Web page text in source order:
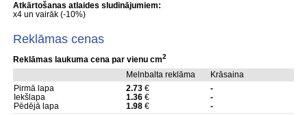
Atkārtošanas atlaides sludinājumiem:
x4 un vairāk (-10%)
Reklāmas cenas
Reklāmas laukuma cena par vienu cm2
Melnbalta reklāma
Krāsaina
Pirmā lapa
2.73€
-
Iekšlapa
1.36€
-
Pēdējā lapa
1.98€
-